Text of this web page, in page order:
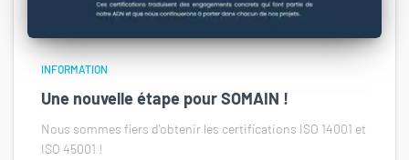
INFORMATION
Une nouvelle étape pour SOMAIN !
Nous sommes fiers d'obtenir les certifications ISO 14001 et
ISO 45001 !